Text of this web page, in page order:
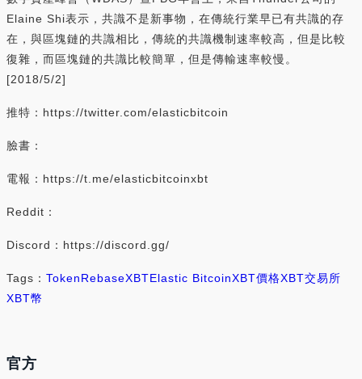
Elaine Shi表示，共識不是新事物，在傳統行業早已有共識的存
在，與區塊鏈的共識相比，傳統的共識機制速率較高，但是比較
復雜，而區塊鏈的共識比較簡單，但是傳輸速率較慢。
[2018/5/2]
推特：https://twitter.com/elasticbitcoin
臉書：
電報：https://t.me/elasticbitcoinxbt
Reddit：
Discord：https://discord.gg/
Tags： TokenRebaseXBTElastic BitcoinXBT價格XBT交易所
XBT幣
官方